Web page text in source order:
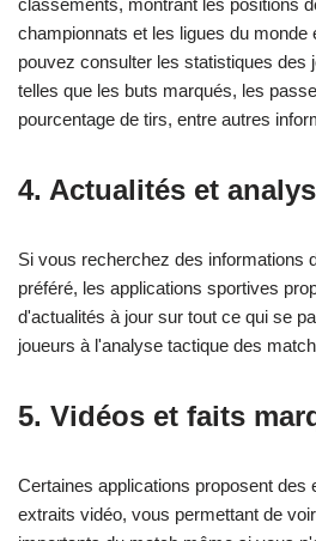
classements, montrant les positions
championnats et les ligues du monde
pouvez consulter les statistiques des
telles que les buts marqués, les
pourcentage de tirs, entre autres
4. Actualités et
Si vous recherchez des informations
préféré, les applications sportives
d'actualités à jour sur tout ce qui se
joueurs à l'analyse tactique des
5. Vidéos et faits
Certaines applications proposent des
extraits vidéo, vous permettant de